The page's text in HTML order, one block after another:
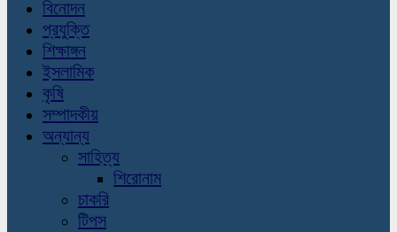
বিনোদন
প্রযুক্তি
শিক্ষাঙ্গন
ইসলামিক
কৃষি
সম্পাদকীয়
অন্যান্য
সাহিত্য
শিরোনাম
চাকরি
টিপস